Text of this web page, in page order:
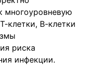
многоуровневую
клетки, В-клетки
риска
инфекции.